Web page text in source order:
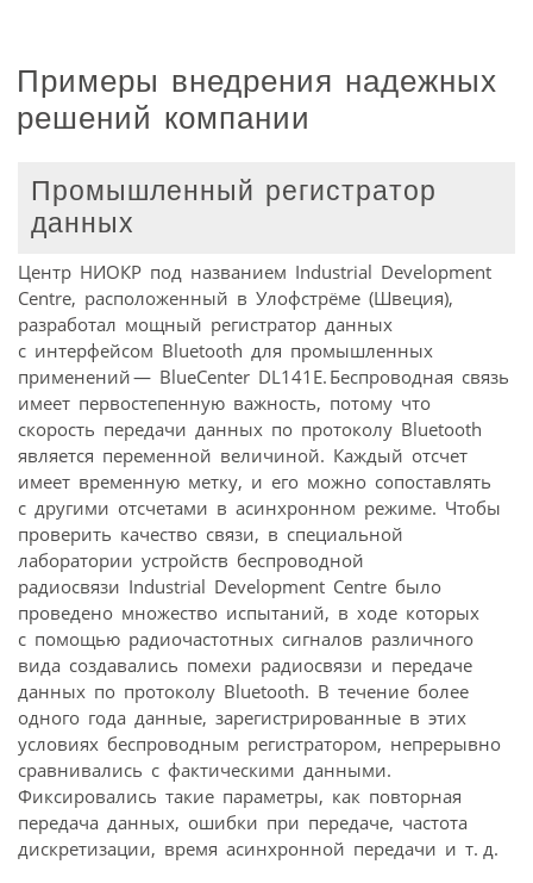
Примеры внедрения надежных
решений компании
Промышленный регистратор
данных
Центр НИОКР под названием Industrial Development
Centre, расположенный в Улофстрёме (Швеция),
разработал мощный регистратор данных
с интерфейсом Bluetooth для промышленных
применений — BlueCenter DL141E. Беспроводная связь
имеет первостепенную важность, потому что
скорость передачи данных по протоколу Bluetooth
является переменной величиной. Каждый отсчет
имеет временную метку, и его можно сопоставлять
с другими отсчетами в асинхронном режиме. Чтобы
проверить качество связи, в специальной
лаборатории устройств беспроводной
радиосвязи Industrial Development Centre было
проведено множество испытаний, в ходе которых
с помощью радиочастотных сигналов различного
вида создавались помехи радиосвязи и передаче
данных по протоколу Bluetooth. В течение более
одного года данные, зарегистрированные в этих
условиях беспроводным регистратором, непрерывно
сравнивались с фактическими данными.
Фиксировались такие параметры, как повторная
передача данных, ошибки при передаче, частота
дискретизации, время асинхронной передачи и т. д.